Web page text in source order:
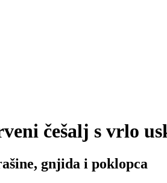
češalj s vrlo
gnjida i poklopca